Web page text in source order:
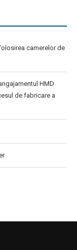
camerelor de
HMD
de fabricare a